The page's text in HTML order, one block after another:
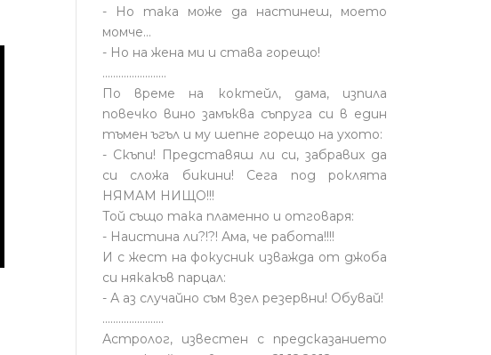
- Но така може да настинеш, моето
момче…
- Но на жена ми и става горещо!
........................
По време на коктейл, дама, изпила
повечко вино замъква съпруга си в един
тъмен ъгъл и му шепне горещо на ухото:
- Скъпи! Представяш ли си, забравих да
си сложа бикини! Сега под роклята
НЯМАМ НИЩО!!!
Той също така пламенно и отговаря:
- Наистина ли?!?! Ама, че работа!!!!
И с жест на фокусник изважда от джоба
си някакъв парцал:
- А аз случайно съм взел резервни! Обувай!
.......................
Астролог, известен с предсказанието